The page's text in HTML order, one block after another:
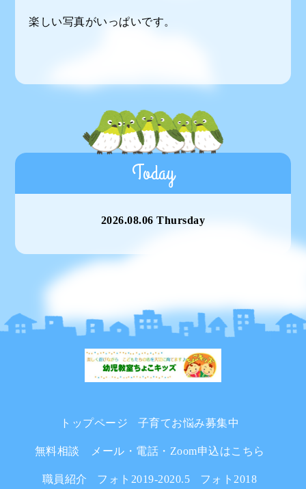
楽しい写真がいっぱいです。
Today
2026.08.06 Thursday
トップページ 子育てお悩み募集中
無料相談 メール・電話・Zoom申込はこちら
職員紹介 フォト2019-2020.5 フォト2018